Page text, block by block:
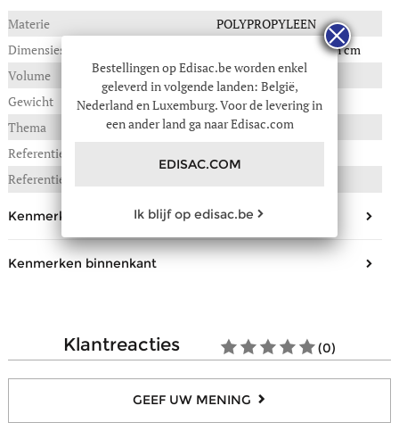
Materie
POLYPROPYLEEN
Dimensies
52(B) x 33(L) x 75(H) in cm
Volume
111 liter
Gewicht
4,300 kg
Thema
Essens
Referentie :
Referentie fabrikant
Kenmerken buitenkant
Veiligheid
cijferslot TSA
Kenmerken binnenkant
Samenstelling
Textiel
Duur van de reis
+ 2 weken
klantreacties (0)
GEEF UW MENING
Bestellingen op Edisac.be worden enkel
geleverd in volgende landen: België,
Nederland en Luxemburg. Voor de levering in
een ander land ga naar Edisac.com
EDISAC.COM
Ik blijf op edisac.be